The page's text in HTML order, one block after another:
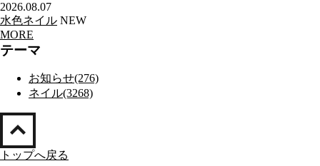
2026.08.07
水色ネイル NEW
MORE
テーマ
お知らせ(276)
ネイル(3268)
トップへ戻る